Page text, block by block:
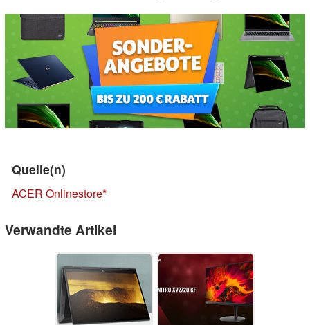
Quelle(n)
ACER Onlinestore
Verwandte Artikel